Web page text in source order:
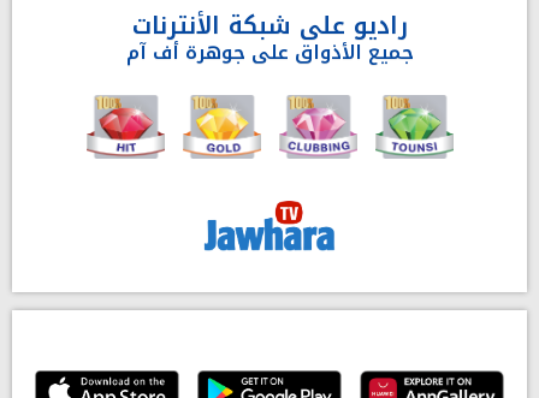
راديو على شبكة الأنترنات
جميع الأذواق على جوهرة أف آم